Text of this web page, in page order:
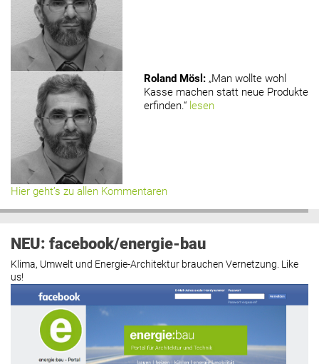
Roland Mösl : „Man wollte wohl
Kasse machen statt neue Produkte
erfinden.“ lesen
Hier geht’s zu allen Kommentaren
NEU: facebook/energie-bau
Klima, Umwelt und Energie-Architektur brauchen Vernetzung. Like
us!